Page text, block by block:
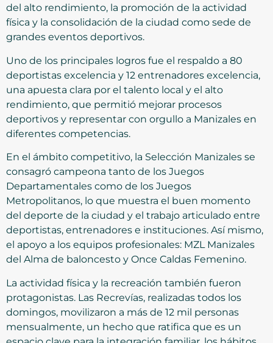
del alto rendimiento, la promoción de la actividad
física y la consolidación de la ciudad como sede de
grandes eventos deportivos.
Uno de los principales logros fue el respaldo a 80
deportistas excelencia y 12 entrenadores excelencia,
una apuesta clara por el talento local y el alto
rendimiento, que permitió mejorar procesos
deportivos y representar con orgullo a Manizales en
diferentes competencias.
En el ámbito competitivo, la Selección Manizales se
consagró campeona tanto de los Juegos
Departamentales como de los Juegos
Metropolitanos, lo que muestra el buen momento
del deporte de la ciudad y el trabajo articulado entre
deportistas, entrenadores e instituciones. Así mismo,
el apoyo a los equipos profesionales: MZL Manizales
del Alma de baloncesto y Once Caldas Femenino.
La actividad física y la recreación también fueron
protagonistas. Las Recrevías, realizadas todos los
domingos, movilizaron a más de 12 mil personas
mensualmente, un hecho que ratifica que es un